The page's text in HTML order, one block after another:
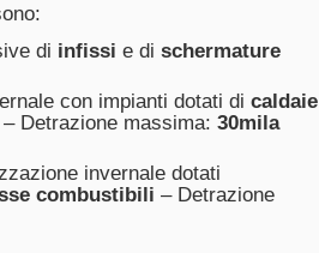
di infissi e di schermature
con impianti dotati di caldaie
– Detrazione massima: 30mila
invernale dotati
combustibili – Detrazione